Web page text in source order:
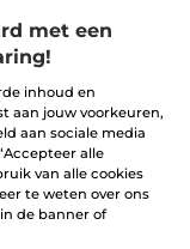
BIS
BIS
met een
inhoud en
aan jouw voorkeuren,
aan sociale media
alle
van alle cookies
te weten over ons
de banner of